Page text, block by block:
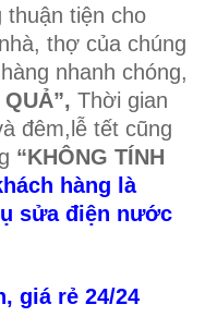
thuận tiện cho
thợ của chúng
nhanh chóng,
QUẢ”, Thời gian
đêm,lễ tết cũng
“KHÔNG TÍNH
hàng là
sửa điện nước
giá rẻ 24/24